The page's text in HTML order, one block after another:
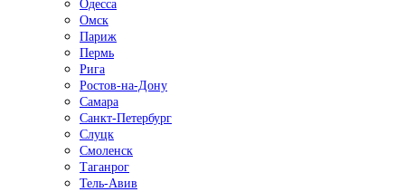
Одесса
Омск
Париж
Пермь
Рига
Ростов-на-Дону
Самара
Санкт-Петербург
Слуцк
Смоленск
Таганрог
Тель-Авив